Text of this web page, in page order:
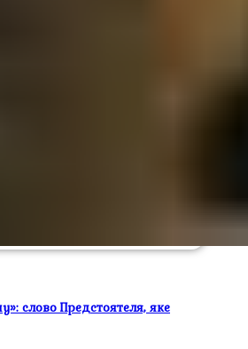
слово Предстоятеля, яке